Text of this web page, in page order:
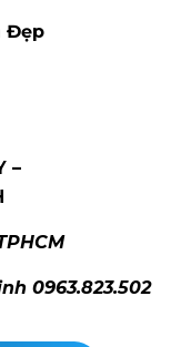
Đẹp
–
0963.823.502